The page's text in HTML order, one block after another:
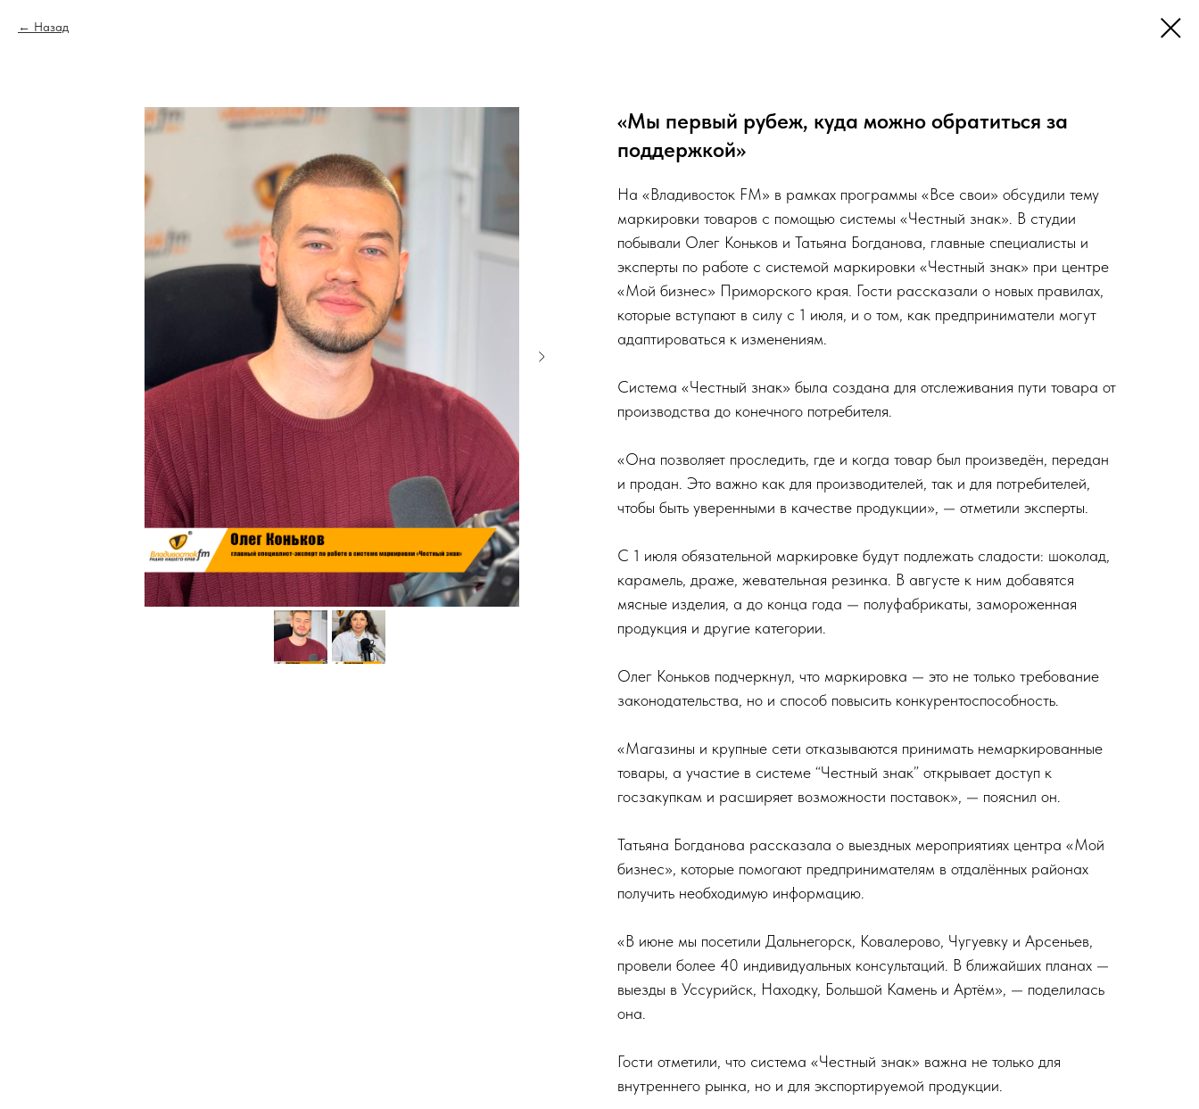
Назад
«Мы первый рубеж, куда можно обратиться за
поддержкой»
На «Владивосток FM» в рамках программы «Все свои» обсудили тему
маркировки товаров с помощью системы «Честный знак». В студии
побывали Олег Коньков и Татьяна Богданова, главные специалисты и
эксперты по работе с системой маркировки «Честный знак» при центре
«Мой бизнес» Приморского края. Гости рассказали о новых правилах,
которые вступают в силу с 1 июля, и о том, как предприниматели могут
адаптироваться к изменениям.
Система «Честный знак» была создана для отслеживания пути товара от
производства до конечного потребителя.
«Она позволяет проследить, где и когда товар был произведён, передан
и продан. Это важно как для производителей, так и для потребителей,
чтобы быть уверенными в качестве продукции», — отметили эксперты.
С 1 июля обязательной маркировке будут подлежать сладости: шоколад,
карамель, драже, жевательная резинка. В августе к ним добавятся
мясные изделия, а до конца года — полуфабрикаты, замороженная
продукция и другие категории.
Олег Коньков подчеркнул, что маркировка — это не только требование
законодательства, но и способ повысить конкурентоспособность.
«Магазины и крупные сети отказываются принимать немаркированные
товары, а участие в системе “Честный знак” открывает доступ к
госзакупкам и расширяет возможности поставок», — пояснил он.
Татьяна Богданова рассказала о выездных мероприятиях центра «Мой
бизнес», которые помогают предпринимателям в отдалённых районах
получить необходимую информацию.
«В июне мы посетили Дальнегорск, Ковалерово, Чугуевку и Арсеньев,
провели более 40 индивидуальных консультаций. В ближайших планах —
выезды в Уссурийск, Находку, Большой Камень и Артём», — поделилась
она.
Гости отметили, что система «Честный знак» важна не только для
внутреннего рынка, но и для экспортируемой продукции.